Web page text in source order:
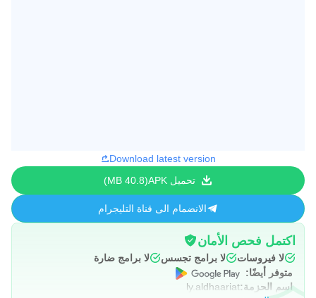
Download latest version
تحميل APK
40.8 MB
الانضمام الى قناة التليجرام
اكتمل فحص الأمان
لا فيروسات لا برامج تجسس
لا برامج ضارة
متوفر أيضًا:
اسم الحزمة:ly.aldhaariat